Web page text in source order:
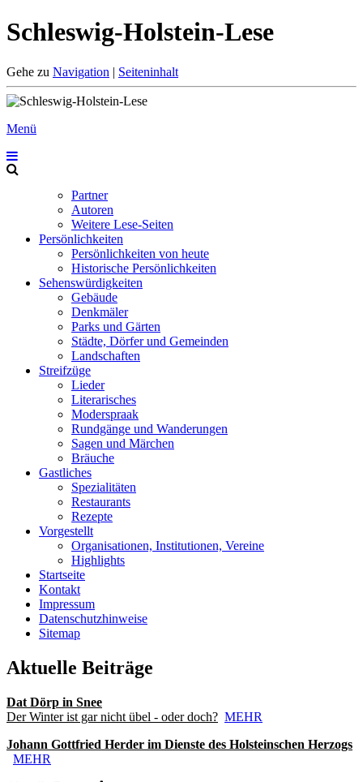
Schleswig-Holstein-Lese
Gehe zu Navigation | Seiteninhalt
Menü
Partner
Autoren
Weitere Lese-Seiten
Persönlichkeiten
Persönlichkeiten von heute
Historische Persönlichkeiten
Sehenswürdigkeiten
Gebäude
Denkmäler
Parks und Gärten
Städte, Dörfer und Gemeinden
Landschaften
Streifzüge
Lieder
Literarisches
Moderspraak
Rundgänge und Wanderungen
Sagen und Märchen
Bräuche
Gastliches
Spezialitäten
Restaurants
Rezepte
Vorgestellt
Organisationen, Institutionen, Vereine
Highlights
Startseite
Kontakt
Impressum
Datenschutzhinweise
Sitemap
Aktuelle Beiträge
Dat Dörp in Snee
Der Winter ist gar nicht übel - oder doch? MEHR
Johann Gottfried Herder im Dienste des Holsteinschen Herzogs
MEHR